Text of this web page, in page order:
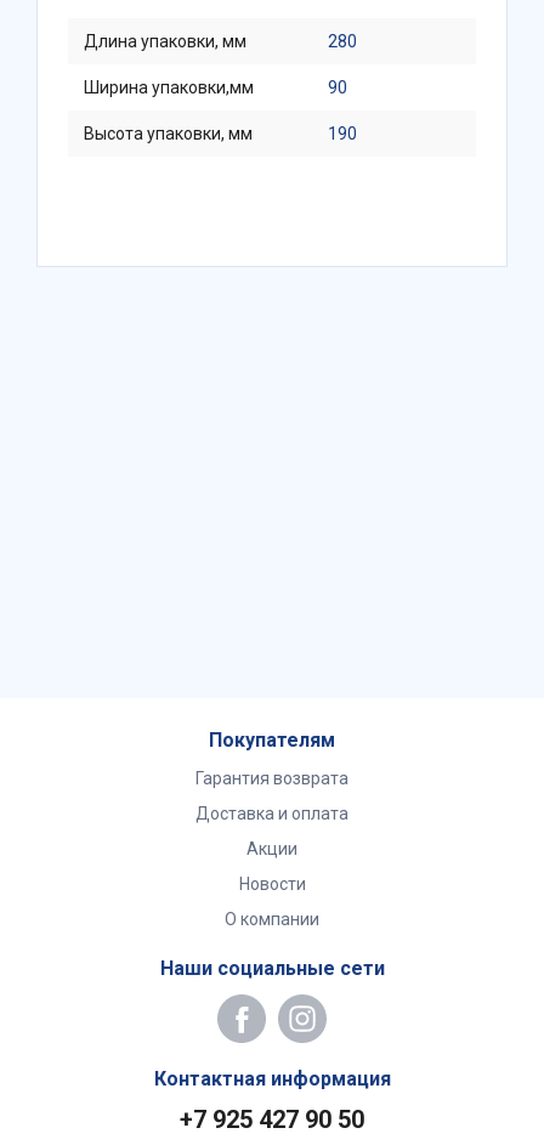
Длина упаковки, мм 280
Ширина упаковки,мм 90
Высота упаковки, мм 190
Покупателям
Гарантия возврата
Доставка и оплата
Акции
Новости
О компании
Наши социальные сети
Контактная информация
+7 925 427 90 50